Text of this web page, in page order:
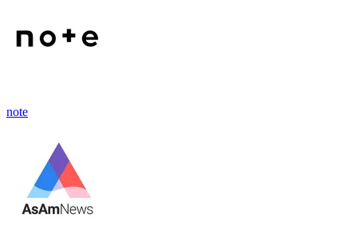
note